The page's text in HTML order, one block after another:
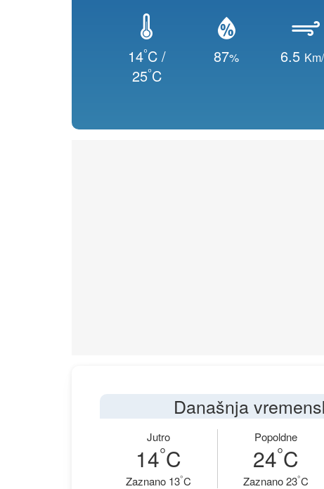
14°C /
25°C
87% 6.5
Današnja
Jutro
14°C
Zaznano 13°C
Popoldne
24°C
Zaznano 23°C